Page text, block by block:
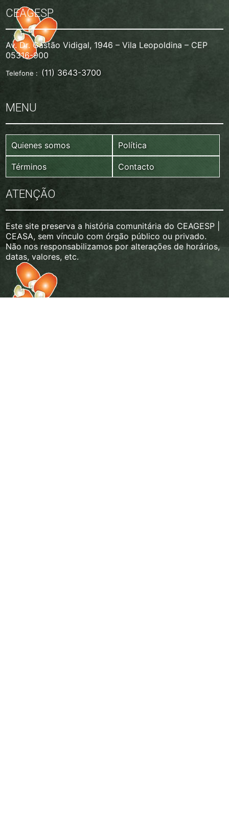
CEAGESP
Av. Dr. Gastão Vidigal, 1946 – Vila Leopoldina – CEP
05316-900
Telefone : (11) 3643-3700
MENU
Quienes somos Política
Términos Contacto
ATENÇÃO
Este site preserva a história comunitária do CEAGESP |
CEASA, sem vínculo com órgão público ou privado.
Não nos responsabilizamos por alterações de horários,
datas, valores, etc.